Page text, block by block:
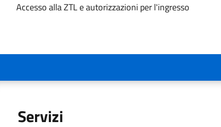
Accesso alla ZTL e autorizzazioni per l'ingresso
Servizi